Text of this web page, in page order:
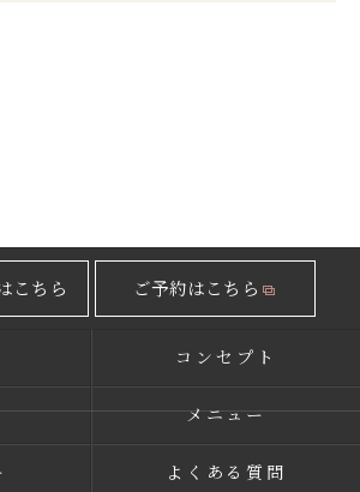
こちら ご予約はこちら
コンセプト
メニュー
よくある質問